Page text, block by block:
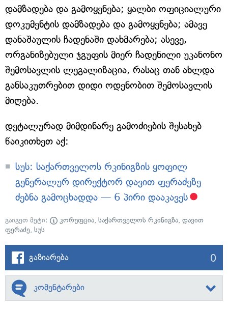
დამზადება და გამოყენება; ყალბი ოფიციალური
დოკუმენტის დამზადება და გამოყენება; ამავე
დანაშაულის ჩადენაში დახმარება; ასევე,
ორგანიზებული ჯგუფის მიერ ჩადენილი უკანონო
შემოსავლის ლეგალიზაცია, რასაც თან ახლდა
განსაკუთრებით დიდი ოდენობით შემოსავლის
მიღება.
დეტალურად მიმდინარე გამოძიების შესახებ
წაიკითხეთ აქ:
სუს: საქართველოს რკინიგზის ყოფილ
გენერალურ დირექტორ დავით ფერაძეზე
ძებნა გამოცხადდა — 6 პირი დააკავეს
გაიგეთ მეტი: კორუფცია, საქართველოს რკინიგზა, დავით
ფერაძე, სუს
გაზიარება 0
კომენტარები